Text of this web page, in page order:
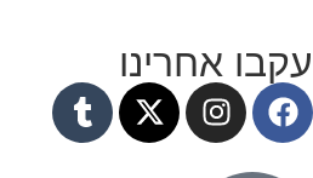
עקבו אחרינו